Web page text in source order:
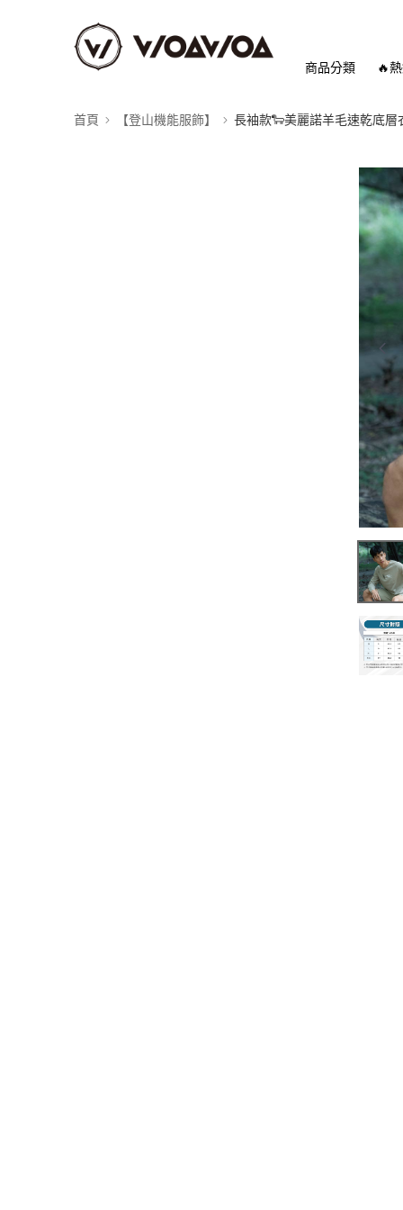
商品分類 🔥
首頁 【登山機能服飾】 長袖款🐑美麗諾羊毛速乾底層